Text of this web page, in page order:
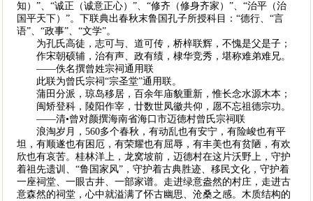
知）”、“诚正（诚意正心）”、“修齐（修身齐家）”、“治平（治
国平天下）”。下联典出春秋末鲁国孔子所授科目：“德行、“言
语”、“政事”、“文学”。
为孔氏高徒，志可与、道可传，桥梓联辉，不愧是父是子；
作宋朝硕辅，治有声、政有绩，棣华竞秀，堪称难弟难兄。
——佚名撰曾姓宗祠通用联
此联为曾氏宗祠“宗圣堂”通用联。
蒲田分派，琼岛移居，百余年庙貌重新，惟长念水源木本；
闽矫登科，陵阳作宰，廿数世凤徽共仰，愿不忘祖德宗功。
——清•曾对颜撰海南省海口市迈德村曾氏宗祠联
浪淘岁月，560多个春秋，有动乱也有安宁，有险峻也有平
坦，有顺遂也有困厄，有荣耀也有屈辱，有丰美也有贫陋，有欢
欣也有哀苦。桂林洋上，龙窝坡前，迈德村在这片沃野上，守护
着祖先遗训、“鲁国家风”，守护着古典胜迹、移民文化，守护着
一座祠堂、一眼古井、一部家谱。走进绿意盎然的村庄，走进古
意森然的祠堂，心中就溢满了怀古幽思、沧桑之感。木质结构的